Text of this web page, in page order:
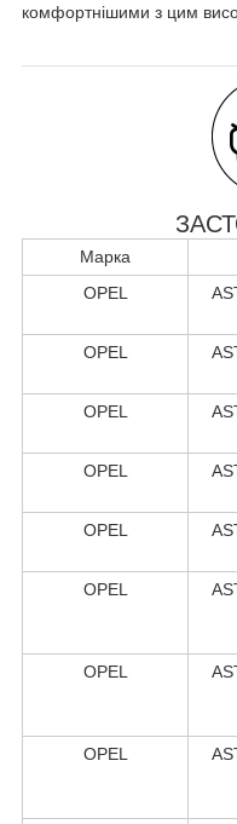
комфортнішими з цим
Марка
OPEL
OPEL
OPEL
OPEL
OPEL
OPEL
OPEL
OPEL